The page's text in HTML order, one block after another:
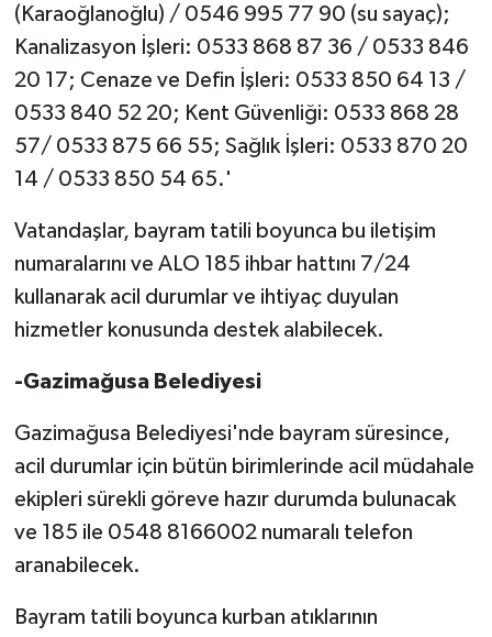
(Karaoğlanoğlu) / 0546 995 77 90 (su sayaç);
Kanalizasyon İşleri: 0533 868 87 36 / 0533 846
20 17; Cenaze ve Defin İşleri: 0533 850 64 13 /
0533 840 52 20; Kent Güvenliği: 0533 868 28
57/ 0533 875 66 55; Sağlık İşleri: 0533 870 20
14 / 0533 850 54 65.'
Vatandaşlar, bayram tatili boyunca bu iletişim
numaralarını ve ALO 185 ihbar hattını 7/24
kullanarak acil durumlar ve ihtiyaç duyulan
hizmetler konusunda destek alabilecek.
-Gazimağusa Belediyesi
Gazimağusa Belediyesi'nde bayram süresince,
acil durumlar için bütün birimlerinde acil müdahale
ekipleri sürekli göreve hazır durumda bulunacak
ve 185 ile 0548 8166002 numaralı telefon
aranabilecek.
Bayram tatili boyunca kurban atıklarının